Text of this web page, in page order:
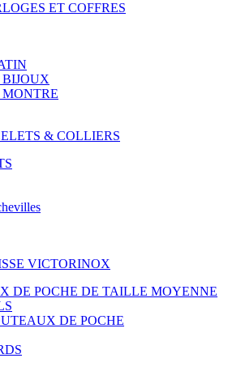
ET COFFRES
BIJOUX
& COLLIERS
VICTORINOX
DE POCHE DE TAILLE MOYENNE
DE POCHE